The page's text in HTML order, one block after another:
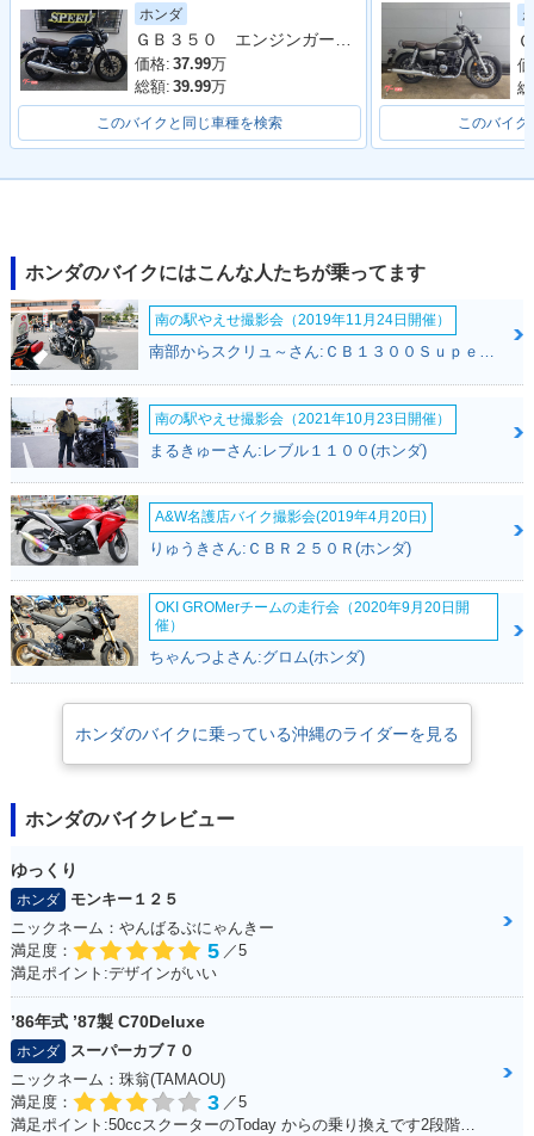
ホンダ
価格: 37.99万
総額: 39.99万
このバイクと同じ車種を検索 このバイク
ホンダのバイクにはこんな人たちが乗ってます
南の駅やえせ撮影会（2019年11月24日開催）
南部からスクリュ～さん:ＣＢ１３００Ｓｕｐｅｒ Ｆｏｕｒ(ホンダ)
南の駅やえせ撮影会（2021年10月23日開催）
まるきゅーさん:レブル１１００(ホンダ)
A&W名護店バイク撮影会(2019年4月20日)
りゅうきさん:ＣＢＲ２５０Ｒ(ホンダ)
OKI GROMerチームの走行会（2020年9月20日開
催）
ちゃんつよさん:グロム(ホンダ)
ホンダのバイクに乗っている沖縄のライダーを見る
ホンダのバイクレビュー
ゆっくり
ホンダ
モンキー１２５
ニックネーム：やんばるぶにゃんきー
満足度：
5 ／5
満足ポイント:デザインがいい
’86年式 ’87製 C70Deluxe
ホンダ
スーパーカブ７０
ニックネーム：珠翁(TAMAOU)
満足度：
3 ／5
満足ポイント:50ccスクーターのToday からの乗り換えです2段階右折や、30km/h規制から逃れるためにこれにしました。 Today にはセルモーターがありましたが、C70のエンジンスタートはキックのみ。 坂道にはどうしても非力感があり、登らないイメージ。 また、キャンプツーリングなど荷物満載で出掛けた時も中々走りません。 スプロケを前15、後38に換装してます。非力なのでややトルクに振って見ました。タイヤはノーマルです。これで75km/h出るか出ないかって所です。 普段使いの足がわりには良く働いてくれます。 キャンプや株主総会に出掛けるのでもっと磨いて、可愛がり、長く乗るつもりです。